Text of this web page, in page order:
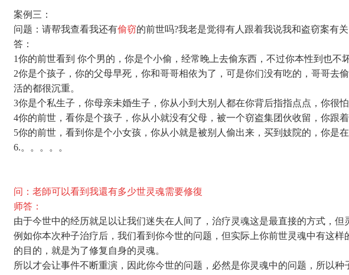
案例三：
问题：请帮我查看我还有偷窃的前世吗?我老是觉得有人跟着我说我和盗窃案有
答：
1你的前世看到 你个男的，你是个小偷，经常晚上去偷东西，不过你本性到也
2你是个孩子，你的父母早死，你和哥哥相依为了，可是你们没有吃的，哥哥
活的都很沉重。
3你是个私生子，你母亲未婚生子，你从小到大别人都在你背后指指点点，你很
4你的前世，看你是个孩子，你从小就没有父母，被一个窃盗集团伙收留，你跟
5你的前世，看到你是个小女孩，你从小就是被别人偷出来，买到妓院的，你是
6.。。。。。
问：老師可以看到我還有多少世灵魂需要修復
师答：
由于今世中的经历就足以让我们迷失在人间了，治疗灵魂这是最直接的方式，
例如你本次种子治疗后，我们看到你今世的问题，但实际上你前世灵魂中有这
的目的，就是为了修复自身的灵魂。
所以才会让事件不断重演，因此你今世的问题，必然是你灵魂中的问题，所以